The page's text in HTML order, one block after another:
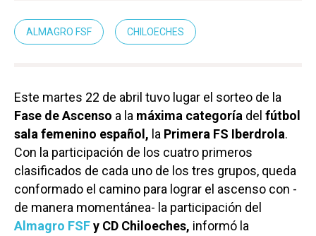
ALMAGRO FSF CHILOECHES
Este martes 22 de abril tuvo lugar el sorteo de la
Fase de Ascenso a la máxima categoría del fútbol
sala femenino español, la Primera FS Iberdrola.
Con la participación de los cuatro primeros
clasificados de cada uno de los tres grupos, queda
conformado el camino para lograr el ascenso con -
de manera momentánea- la participación del
Almagro FSFy CD Chiloeches, informó la